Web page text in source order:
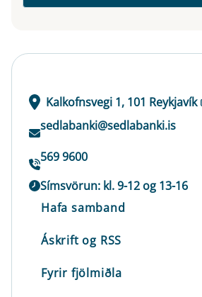
Kalkofnsvegi 1, 101 Reykjavík
sedlabanki@sedlabanki.is
569 9600
Símsvörun: kl. 9-12 og 13-16
Hafa samband
Áskrift og RSS
Fyrir fjölmiðla